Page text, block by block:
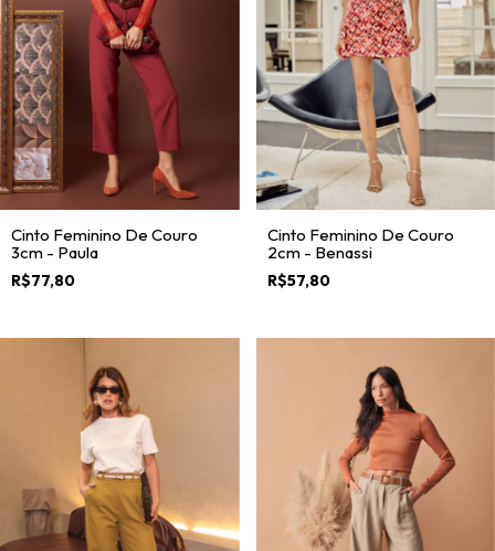
Cinto Feminino De Couro
3cm - Paula
R$77,80
Cinto Feminino De Couro
2cm - Benassi
R$57,80